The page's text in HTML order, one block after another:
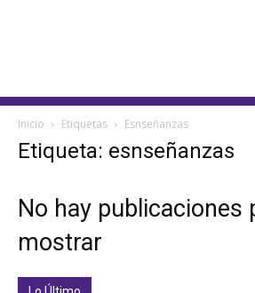
Inicio Etiquetas Esnseñanzas
Etiqueta: esnseñanzas
No hay publicaciones
mostrar